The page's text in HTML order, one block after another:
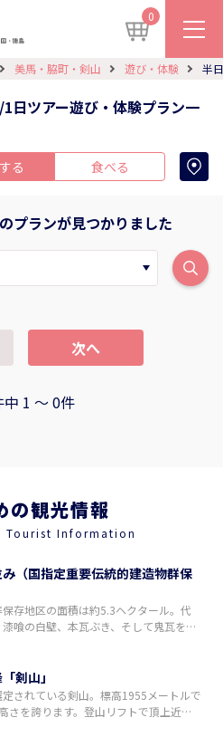
0
美馬・脇町・剣山 遊び・体験 半
日ツアー遊び・体験プラン一
る 食べる
プランが見つかりました
次へ
1 〜 0件
の観光情報
Tourist Information
（国指定重要伝統的建造物群保
存地区の面積は約5.3ヘクタール。代
喰の白壁、本瓦ぶき、そして鬼瓦を両
剣山」
定されている剣山。標高1955メートルで
さを誇ります。登山リフトで頂上近く